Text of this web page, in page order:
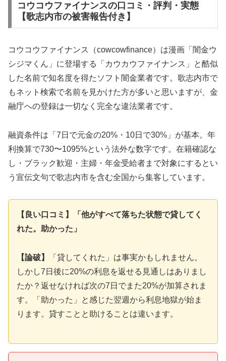
コウコウファイナンスの口コミ・評判・実態
【歌志内市の被害報告付き】
コウコウファイナンス（cowcowfinance）は漫画「闇金ウ
シジマくん」に登場する「カウカウファイナンス」と酷似
した名前で知名度を得たソフト闇金業者です。歌志内市で
もネット検索で名前を見かけた方が多いと思いますが、金
融庁への登録は一切なく完全な違法業者です。
融資条件は「7日で元金の20%・10日で30%」が基本。年
利換算で730〜1095%という法外な数字です。在籍確認な
し・ブラック歓迎・主婦・年金受給者まで対象にするとい
う宣伝文句で歌志内市を含む全国から集客しています。
【良い口コミ】「他がすべて落ちた状態で貸してく
れた。助かった」
【論破】
「貸してくれた」は事実かもしれません。
しかし7日後に20%の利息を返せる見通しはありまし
たか？返せなければ次の7日でまた20%が加算されま
す。「助かった」と感じた翌週から利息地獄が始ま
ります。貸すことと助けることは違います。